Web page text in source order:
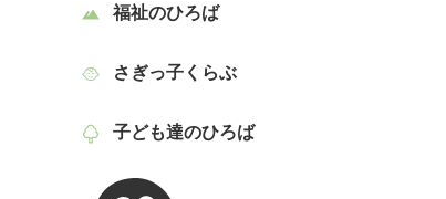
福祉のひろば
さぎっ子くらぶ
子ども達のひろば